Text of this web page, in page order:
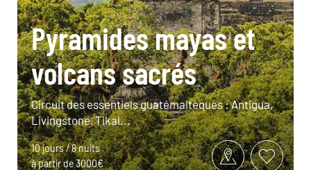
Pyramides mayas et
volcans sacrés
Circuit des essentiels guatémaltèques : Antigua,
Livingstone, Tikal...
10 jours / 8 nuits
à partir de 3000€